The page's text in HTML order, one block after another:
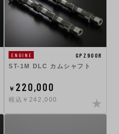
ENGINE
GPZ900R
ST-1M DLC カムシャフト
￥ 220,000
税込￥242,000